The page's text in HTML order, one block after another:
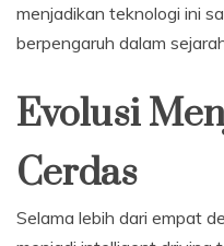
menjadikan teknologi ini
berpengaruh dalam
Evolusi
Cerdas
Selama lebih dari empat